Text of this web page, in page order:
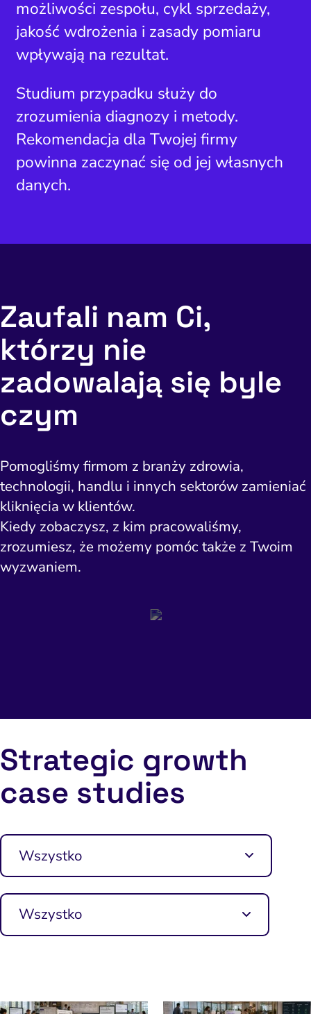
możliwości zespołu, cykl sprzedaży,
jakość wdrożenia i zasady pomiaru
wpływają na rezultat.
Studium przypadku służy do
zrozumienia diagnozy i metody.
Rekomendacja dla Twojej firmy
powinna zaczynać się od jej własnych
danych.
Zaufali nam Ci,
którzy nie
zadowalają się byle
czym
Pomogliśmy firmom z branży zdrowia,
technologii, handlu i innych sektorów zamieniać
kliknięcia w klientów.
Kiedy zobaczysz, z kim pracowaliśmy,
zrozumiesz, że możemy pomóc także z Twoim
wyzwaniem.
Strategic growth
case studies